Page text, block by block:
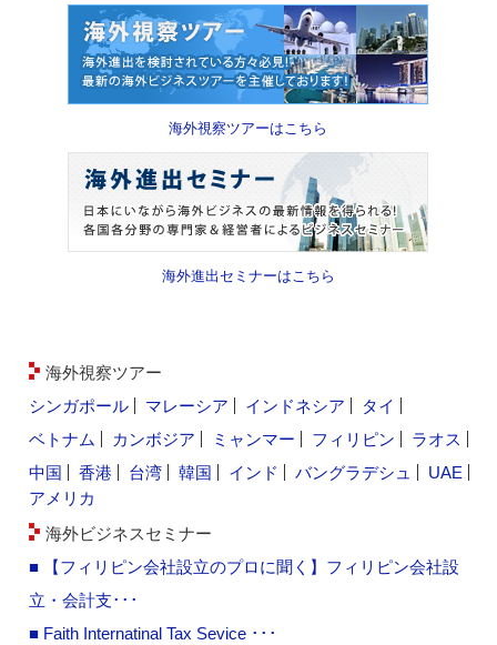
海外視察ツアーはこちら
海外進出セミナーはこちら
海外視察ツアー
シンガポール
マレーシア インドネシア
タイ
ベトナム
カンボジア ミャンマー フィリピン
ラオス
中国
香港 台湾 韓国 インド バングラデシュ
UAE
アメリカ
海外ビジネスセミナー
■ 【フィリピン会社設立のプロに聞く】フィリピン会社設
立・会計支･･･
■ Faith Internatinal Tax Sevice ･･･